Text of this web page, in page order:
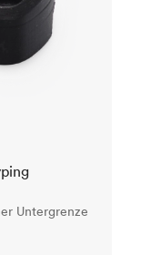
Untergrenze